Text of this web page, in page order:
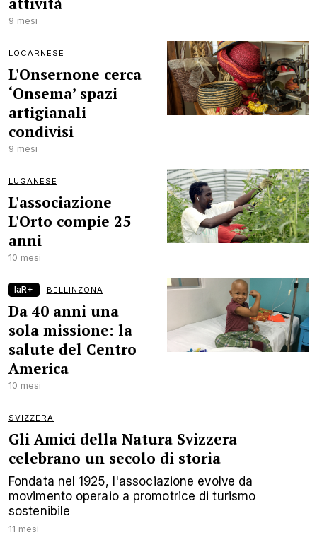
9 mesi
LOCARNESE
L'Onsernone cerca
‘Onsema’ spazi
artigianali
condivisi
9 mesi
LUGANESE
L'associazione
L'Orto compie 25
anni
10 mesi
laR+ BELLINZONA
Da 40 anni una
sola missione: la
salute del Centro
America
10 mesi
SVIZZERA
Gli Amici della Natura Svizzera
celebrano un secolo di storia
Fondata nel 1925, l'associazione evolve da
movimento operaio a promotrice di turismo
sostenibile
11 mesi